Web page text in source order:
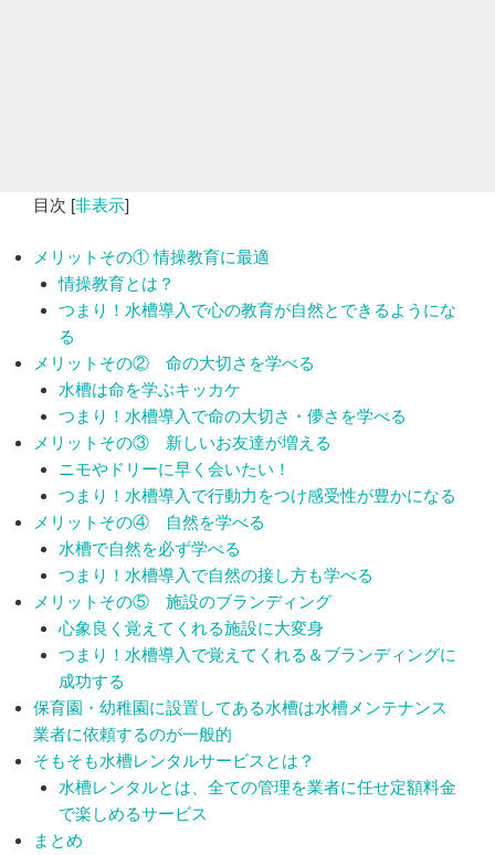
目次 [非表示]
メリットその① 情操教育に最適
情操教育とは？
つまり！水槽導入で心の教育が自然とできるようにな
る
メリットその② 命の大切さを学べる
水槽は命を学ぶキッカケ
つまり！水槽導入で命の大切さ・儚さを学べる
メリットその③ 新しいお友達が増える
ニモやドリーに早く会いたい！
つまり！水槽導入で行動力をつけ感受性が豊かになる
メリットその④ 自然を学べる
水槽で自然を必ず学べる
つまり！水槽導入で自然の接し方も学べる
メリットその⑤ 施設のブランディング
心象良く覚えてくれる施設に大変身
つまり！水槽導入で覚えてくれる＆ブランディングに
成功する
保育園・幼稚園に設置してある水槽は水槽メンテナンス
業者に依頼するのが一般的
そもそも水槽レンタルサービスとは？
水槽レンタルとは、全ての管理を業者に任せ定額料金
で楽しめるサービス
まとめ